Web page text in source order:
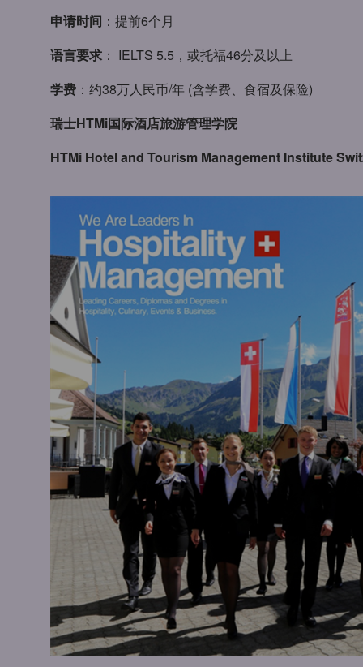
申请时间 ：提前6个月
语言要求 ： IELTS 5.5，或托福46分及以上
学费 ：约38万人民币/年 (含学费、食宿及保险)
瑞士HTMi国际酒店旅游管理学院
HTMi Hotel and Tourism Management Institute